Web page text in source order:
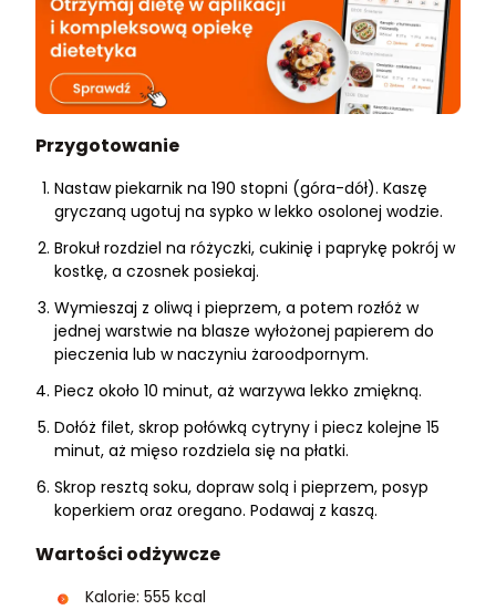
Przygotowanie
Nastaw piekarnik na 190 stopni (góra-dół). Kaszę
gryczaną ugotuj na sypko w lekko osolonej wodzie.
Brokuł rozdziel na różyczki, cukinię i paprykę pokrój w
kostkę, a czosnek posiekaj.
Wymieszaj z oliwą i pieprzem, a potem rozłóż w
jednej warstwie na blasze wyłożonej papierem do
pieczenia lub w naczyniu żaroodpornym.
Piecz około 10 minut, aż warzywa lekko zmiękną.
Dołóż filet, skrop połówką cytryny i piecz kolejne 15
minut, aż mięso rozdziela się na płatki.
Skrop resztą soku, dopraw solą i pieprzem, posyp
koperkiem oraz oregano. Podawaj z kaszą.
Wartości odżywcze
Kalorie: 555 kcal